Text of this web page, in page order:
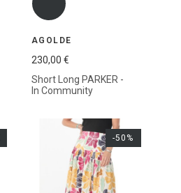
AGOLDE
Short Long PARKER -
In Community
230,00 €
-50%